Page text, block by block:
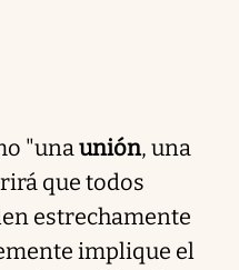
"unaunión, una
que todos
estrechamente
implique el